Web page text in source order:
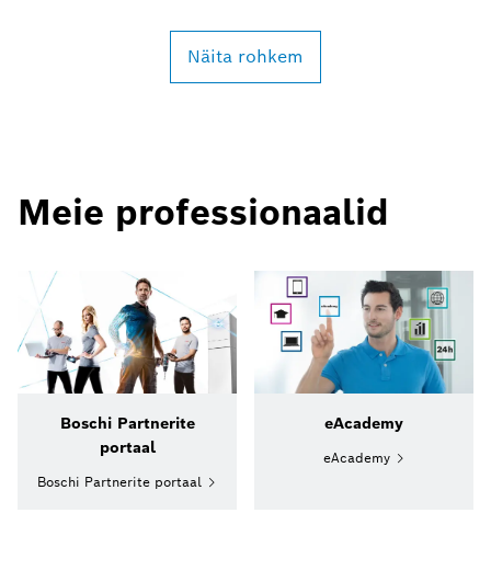
Näita rohkem
Meie professionaalid
Boschi Partnerite
portaal
Boschi Partnerite portaal
eAcademy
eAcademy